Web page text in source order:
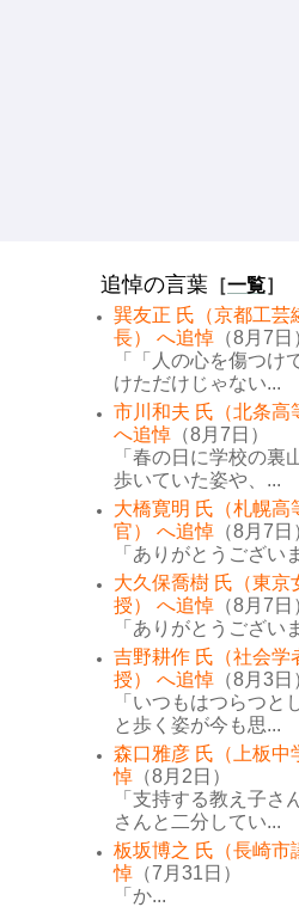
追悼の言葉 ［一覧］
巽友正 氏（京都工芸
長） へ追悼 （8月7日
「「人の心を傷つけ
けただけじゃない...
市川和夫 氏（北条高
へ追悼 （8月7日）
「春の日に学校の裏
歩いていた姿や、...
大橋寛明 氏（札幌高
官） へ追悼 （8月7日
「ありがとうござい
大久保喬樹 氏（東京
授） へ追悼 （8月7日
「ありがとうござい
吉野耕作 氏（社会学
授） へ追悼 （8月3日
「いつもはつらつと
と歩く姿が今も思...
森口雅彦 氏（上板中
悼 （8月2日）
「支持する教え子さ
さんと二分してい...
板坂博之 氏（長崎市
悼 （7月31日）
「か...